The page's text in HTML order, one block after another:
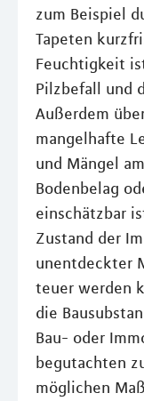
zum Beispiel
Tapeten
Feuchtigkeit
Pilzbefall und
Außerdem
mangelhafte
und Mängel
Bodenbelag
einschätzbar
Zustand der
unentdeckter
teuer werden
die
Bau- oder
begutachten
möglichen